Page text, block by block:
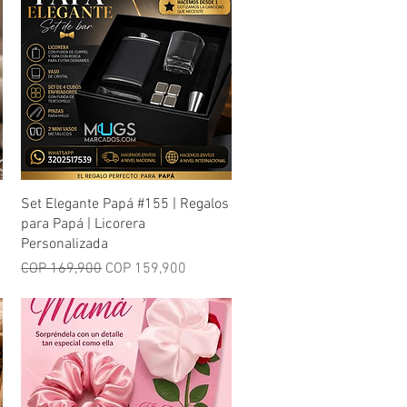
Quick View
Set Elegante Papá #155 | Regalos
para Papá | Licorera
Personalizada
Regular Price
COP 169,900 Sale Price
COP 159,900